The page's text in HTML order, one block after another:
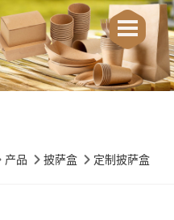
产品 披萨盒 定制披萨盒